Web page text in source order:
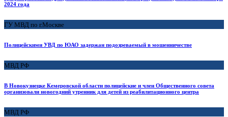
2024 года
ГУ МВД по г.Москве
Полицейскими УВД по ЮАО задержан подозреваемый в мошенничестве
МВД РФ
В Новокузнецке Кемеровской области полицейские и член Общественного совета
организовали новогодний утренник для детей из реабилитационного центра
МВД РФ